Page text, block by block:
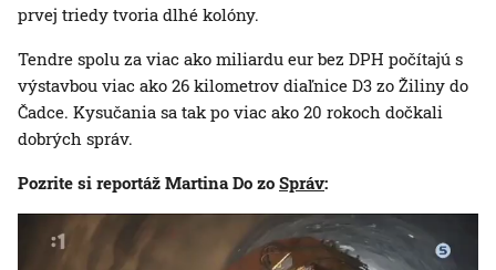
prvej triedy tvoria dlhé kolóny.
Tendre spolu za viac ako miliardu eur bez DPH počítajú s
výstavbou viac ako 26 kilometrov diaľnice D3 zo Žiliny do
Čadce. Kysučania sa tak po viac ako 20 rokoch dočkali
dobrých správ.
Pozrite si reportáž Martina Do zo Správ: